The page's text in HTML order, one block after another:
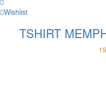
Wishlist
TSHIRT